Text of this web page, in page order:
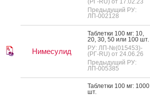
Предыдущий РУ:
ЛП-002128
Нимесулид
Таб­летки 100 мг: 10,
20, 30, 50 или 100 шт.
РУ: ЛП-№(015453)-
(РГ-RU) от 24.06.26
Предыдущий РУ:
ЛП-005385
Таб­летки 100 мг: 1000
шт.